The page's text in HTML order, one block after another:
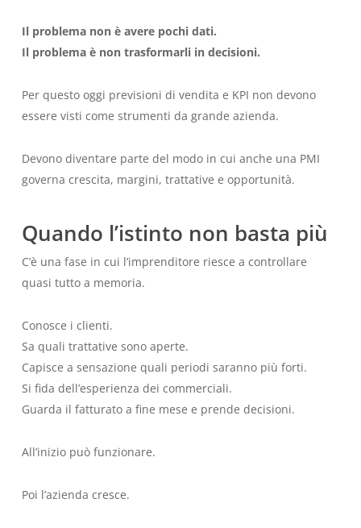
Il problema non è avere pochi dati.
Il problema è non trasformarli in decisioni.
Per questo oggi previsioni di vendita e KPI non devono
essere visti come strumenti da grande azienda.
Devono diventare parte del modo in cui anche una PMI
governa crescita, margini, trattative e opportunità.
Quando l’istinto non basta più
C’è una fase in cui l’imprenditore riesce a controllare
quasi tutto a memoria.
Conosce i clienti.
Sa quali trattative sono aperte.
Capisce a sensazione quali periodi saranno più forti.
Si fida dell’esperienza dei commerciali.
Guarda il fatturato a fine mese e prende decisioni.
All’inizio può funzionare.
Poi l’azienda cresce.